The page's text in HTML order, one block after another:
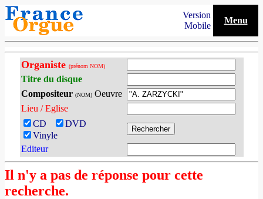
Version
Mobile
Menu
Organiste (prénom NOM)
Titre du disque
Compositeur (NOM)Oeuvre
Lieu / Eglise
CD
DVD
Vinyle
Editeur
Il n'y a pas de réponse pour cette
recherche.